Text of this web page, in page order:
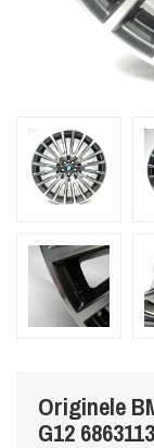
Originele
G12